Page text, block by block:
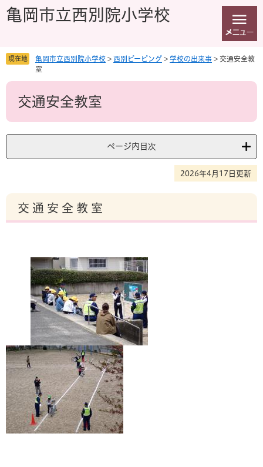
先
を
本
亀岡市立西別院小学校
現在地 亀岡市立西別院小学校 > 西別ピーピング > 学校の出来事 > 交通安全教
室
本
交通安全教室
ページ内目次
2026年4月17日更新
交 通 安 全 教 室